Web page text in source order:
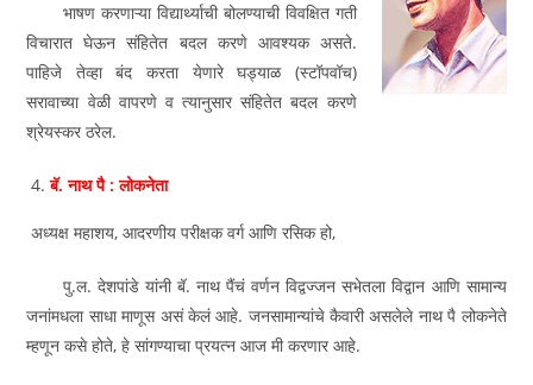
भाषण करणाऱ्या विद्यार्थ्याची बोलण्याची विवक्षित गती
विचारात घेऊन संहितेत बदल करणे आवश्‍यक असते.
पाहिजे तेव्हा बंद करता येणारे घड्याळ (स्टॉपवॉच)
सरावाच्या वेळी वापरणे व त्यानुसार संहितेत बदल करणे
श्रेयस्कर ठरेल.
बॅ. नाथ पै : लोकनेता
अध्यक्ष महाशय, आदरणीय परीक्षक वर्ग आणि रसिक हो,
पु.ल. देशपांडे यांनी बॅ. नाथ पैंचं वर्णन विद्वज्जन सभेतला विद्वान आणि सामान्य
जनांमधला साधा माणूस असं केलं आहे. जनसामान्यांचे कैवारी असलेले नाथ पै लोकनेते
म्हणून कसे होते, हे सांगण्याचा प्रयत्न आज मी करणार आहे.